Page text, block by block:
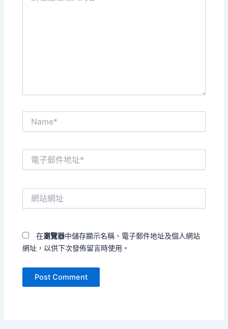
在瀏覽器中儲存顯示名稱、電子郵件地址及個人網站
網址，以供下次發佈留言時使用。